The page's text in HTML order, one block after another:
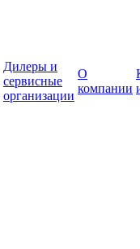
Дилеры и
сервисные
организации
О
компании